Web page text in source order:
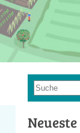
Suche